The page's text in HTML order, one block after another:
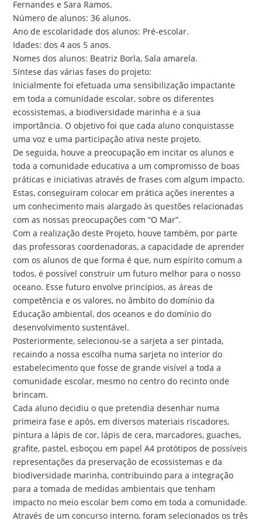
Fernandes e Sara Ramos.
Número de alunos: 36 alunos.
Ano de escolaridade dos alunos: Pré-escolar.
Idades: dos 4 aos 5 anos.
Nomes dos alunos: Beatriz Borla, Sala amarela.
Síntese das várias fases do projeto:
Inicialmente foi efetuada uma sensibilização impactante
em toda a comunidade escolar, sobre os diferentes
ecossistemas, a biodiversidade marinha e a sua
importância. O objetivo foi que cada aluno conquistasse
uma voz e uma participação ativa neste projeto.
De seguida, houve a preocupação em incitar os alunos e
toda a comunidade educativa a um compromisso de boas
práticas e iniciativas através de frases com algum impacto.
Estas, conseguiram colocar em prática ações inerentes a
um conhecimento mais alargado às questões relacionadas
com as nossas preocupações com “O Mar”.
Com a realização deste Projeto, houve também, por parte
das professoras coordenadoras, a capacidade de aprender
com os alunos de que forma é que, num espírito comum a
todos, é possível construir um futuro melhor para o nosso
oceano. Esse futuro envolve princípios, as áreas de
competência e os valores, no âmbito do domínio da
Educação ambiental, dos oceanos e do domínio do
desenvolvimento sustentável.
Posteriormente, selecionou-se a sarjeta a ser pintada,
recaindo a nossa escolha numa sarjeta no interior do
estabelecimento que fosse de grande visível a toda a
comunidade escolar, mesmo no centro do recinto onde
brincam.
Cada aluno decidiu o que pretendia desenhar numa
primeira fase e após, em diversos materiais riscadores,
pintura a lápis de cor, lápis de cera, marcadores, guaches,
grafite, pastel, esboçou em papel A4 protótipos de possíveis
representações da preservação de ecossistemas e da
biodiversidade marinha, contribuindo para a integração
para a tomada de medidas ambientais que tenham
impacto no meio escolar bem como em toda a comunidade.
Através de um concurso interno, foram selecionados os três